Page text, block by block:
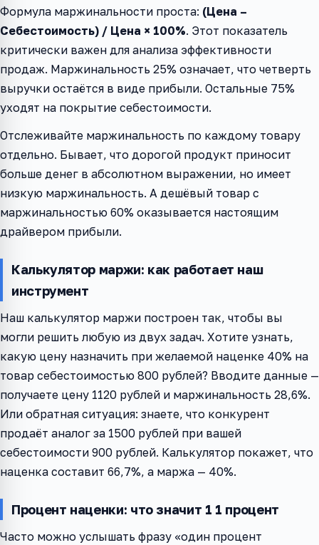
Формула маржинальности проста: (Цена –
Себестоимость) / Цена × 100%. Этот показатель
критически важен для анализа эффективности
продаж. Маржинальность 25% означает, что четверть
выручки остаётся в виде прибыли. Остальные 75%
уходят на покрытие себестоимости.
Отслеживайте маржинальность по каждому товару
отдельно. Бывает, что дорогой продукт приносит
больше денег в абсолютном выражении, но имеет
низкую маржинальность. А дешёвый товар с
маржинальностью 60% оказывается настоящим
драйвером прибыли.
Калькулятор маржи: как работает наш
инструмент
Наш калькулятор маржи построен так, чтобы вы
могли решить любую из двух задач. Хотите узнать,
какую цену назначить при желаемой наценке 40% на
товар себестоимостью 800 рублей? Вводите данные —
получаете цену 1120 рублей и маржинальность 28,6%.
Или обратная ситуация: знаете, что конкурент
продаёт аналог за 1500 рублей при вашей
себестоимости 900 рублей. Калькулятор покажет, что
наценка составит 66,7%, а маржа — 40%.
Процент наценки: что значит 1 1 процент
Часто можно услышать фразу «один процент